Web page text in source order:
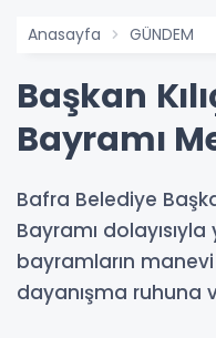
Anasayfa GÜNDEM
Başkan
Bayramı
Bafra Belediye
Bayramı dolayısıyla
bayramların
dayanışma ruhuna